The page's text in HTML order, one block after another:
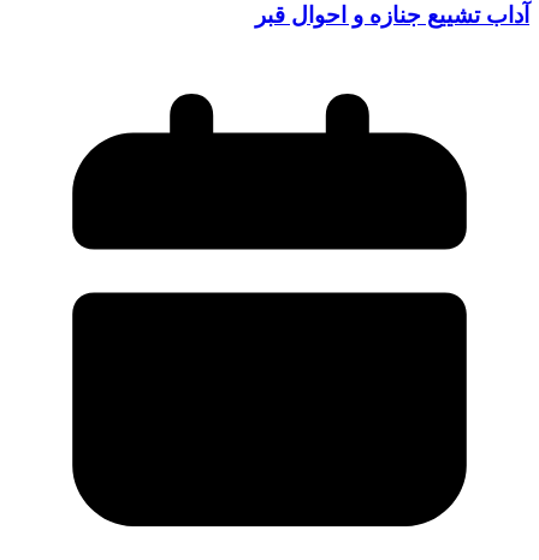
آداب تشییع جنازه و احوال قبر